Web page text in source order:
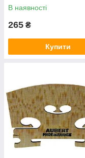
В наявності
265 ₴
Купити